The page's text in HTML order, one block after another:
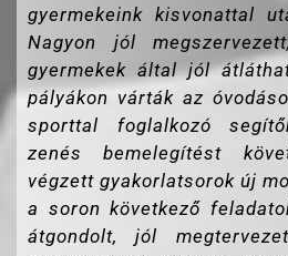
gyermekeink kisvonattal
Nagyon jól
gyermekek által jól
pályákon várták az
sporttal foglalkozó
zenés bemelegítést
végzett gyakorlatsorok új
a soron következő
átgondolt, jól